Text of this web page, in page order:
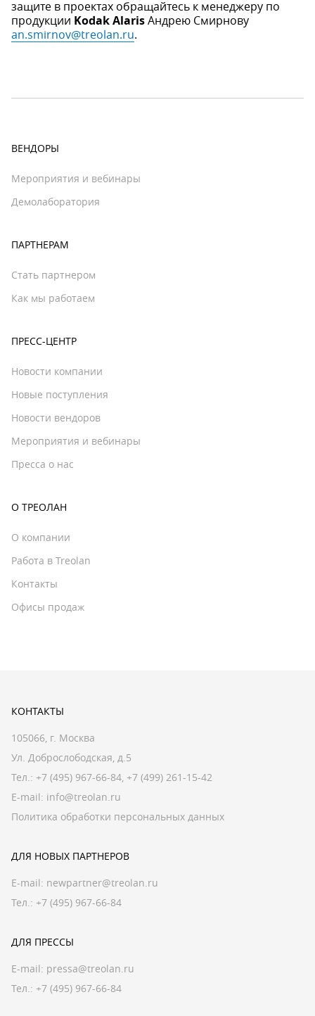
защите в проектах обращайтесь к менеджеру по
продукции Kodak AlarisАндрею Смирнову
an.smirnov@treolan.ru.
ВЕНДОРЫ
Мероприятия и вебинары
Демолаборатория
ПАРТНЕРАМ
Стать партнером
Как мы работаем
ПРЕСС-ЦЕНТР
Новости компании
Новые поступления
Новости вендоров
Мероприятия и вебинары
Пресса о нас
О ТРЕОЛАН
О компании
Работа в Treolan
Контакты
Офисы продаж
КОНТАКТЫ
105066, г. Москва
Ул. Доброслободская, д.5
Тел.: +7 (495) 967-66-84, +7 (499) 261-15-42
E-mail: info@treolan.ru
Политика обработки персональных данных
ДЛЯ НОВЫХ ПАРТНЕРОВ
E-mail: newpartner@treolan.ru
Тел.: +7 (495) 967-66-84
ДЛЯ ПРЕССЫ
E-mail: pressa@treolan.ru
Тел.: +7 (495) 967-66-84